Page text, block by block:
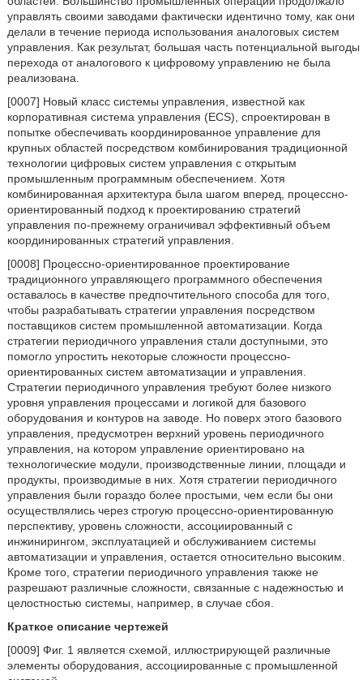
управлять своими заводами фактически идентично тому, как они
делали в течение периода использования аналоговых систем
управления. Как результат, большая часть потенциальной выгоды
перехода от аналогового к цифровому управлению не была
реализована.
[0007] Новый класс системы управления, известной как
корпоративная система управления (ECS), спроектирован в
попытке обеспечивать координированное управление для
крупных областей посредством комбинирования традиционной
технологии цифровых систем управления с открытым
промышленным программным обеспечением. Хотя
комбинированная архитектура была шагом вперед, процессно-
ориентированный подход к проектированию стратегий
управления по-прежнему ограничивал эффективный объем
координированных стратегий управления.
[0008] Процессно-ориентированное проектирование
традиционного управляющего программного обеспечения
оставалось в качестве предпочтительного способа для того,
чтобы разрабатывать стратегии управления посредством
поставщиков систем промышленной автоматизации. Когда
стратегии периодичного управления стали доступными, это
помогло упростить некоторые сложности процессно-
ориентированных систем автоматизации и управления.
Стратегии периодичного управления требуют более низкого
уровня управления процессами и логикой для базового
оборудования и контуров на заводе. Но поверх этого базового
управления, предусмотрен верхний уровень периодичного
управления, на котором управление ориентировано на
технологические модули, производственные линии, площади и
продукты, производимые в них. Хотя стратегии периодичного
управления были гораздо более простыми, чем если бы они
осуществлялись через строгую процессно-ориентированную
перспективу, уровень сложности, ассоциированный с
инжинирингом, эксплуатацией и обслуживанием системы
автоматизации и управления, остается относительно высоким.
Кроме того, стратегии периодичного управления также не
разрешают различные сложности, связанные с надежностью и
целостностью системы, например, в случае сбоя.
Краткое описание чертежей
[0009] Фиг. 1 является схемой, иллюстрирующей различные
элементы оборудования, ассоциированные с промышленной